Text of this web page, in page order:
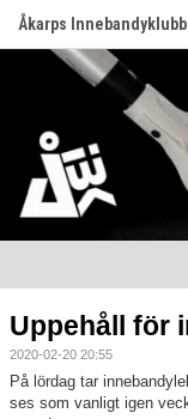
Åkarps Innebandyklubb
Nyheter
Om klubben
Uppehåll för
2020-02-20 20:55
På lördag tar
ses som vanligt igen